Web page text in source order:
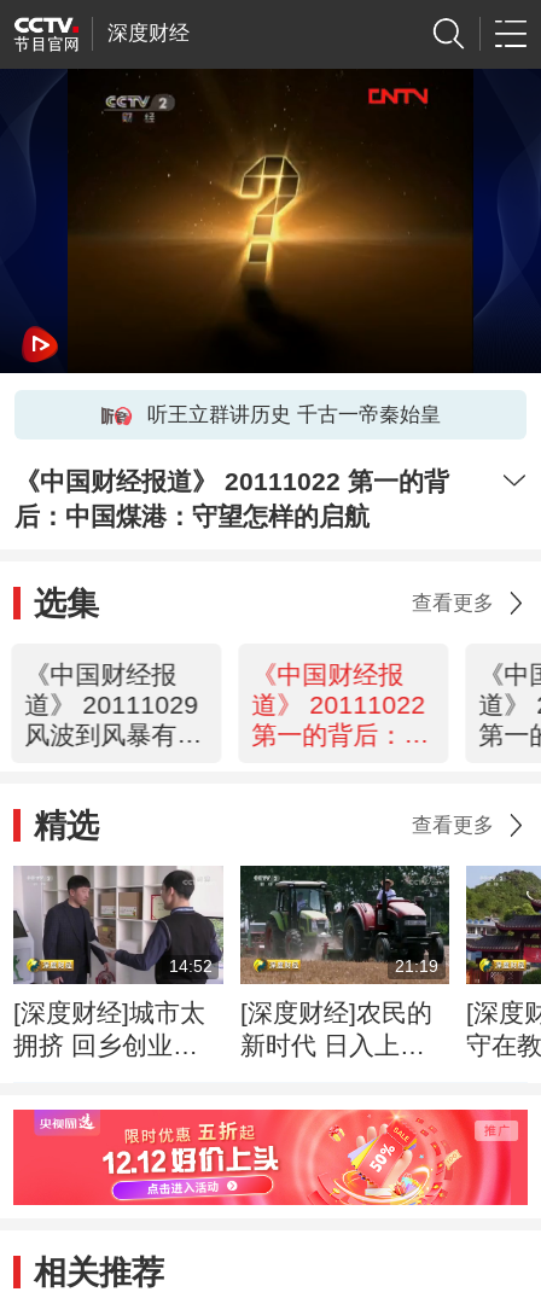
深度财经
听王立群讲历史 千古一帝秦始皇
《中国财经报道》 20111022 第一的背
后：中国煤港：守望怎样的启航
选集 查看更多
《中国财经报
道》 20111029
风波到风暴有多
《中国财经报
道》 20111022
第一的背后：中
《
道》
第一
精选 查看更多
14:52
[深度财经]城市太
拥挤 回乡创业收
例
21:19
[深度财经]农民的
新时代 日入上千
[深度
守在
相关推荐